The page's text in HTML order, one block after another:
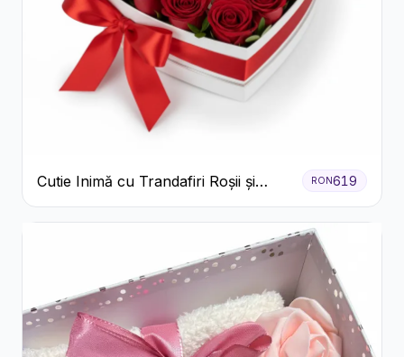
Cutie Inimă cu Trandafiri Roșii și
Bomboane Raffaello
RON619